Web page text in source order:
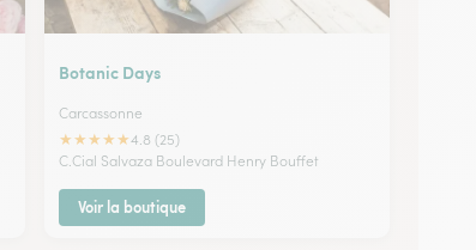
Botanic Days
Carcassonne
★★★★★4.8 (25)
C.Cial Salvaza Boulevard Henry Bouffet
Voir la boutique